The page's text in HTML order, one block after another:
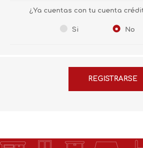
¿Ya cuentas con tu cuenta
Si No